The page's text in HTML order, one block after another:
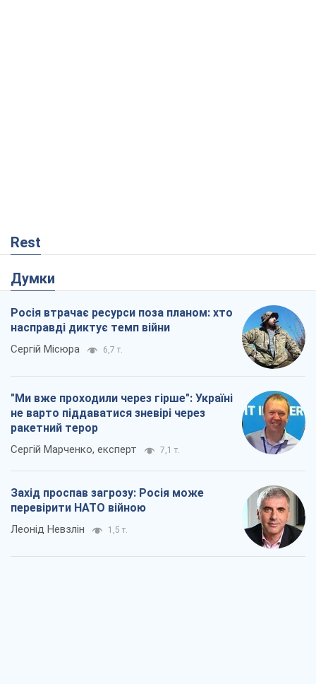
Rest
Думки
Росія втрачає ресурси поза планом: хто
насправді диктує темп війни
Сергій Місюра 6,7 т.
"Ми вже проходили через гірше": Україні
не варто піддаватися зневірі через
ракетний терор
Сергій Марченко, експерт 7,1 т.
Захід проспав загрозу: Росія може
перевірити НАТО війною
Леонід Невзлін 1,5 т.